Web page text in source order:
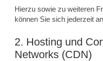
Hierzu sowie zu weiteren
können Sie sich jederzeit
2. Hosting und
Networks (CDN)